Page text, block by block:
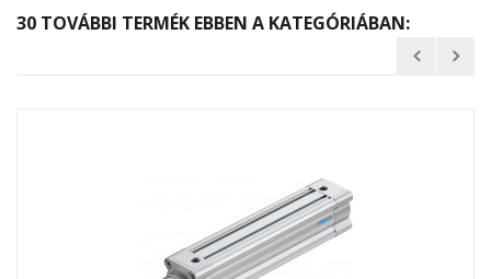
30 TOVÁBBI TERMÉK EBBEN A KATEGÓRIÁBAN: